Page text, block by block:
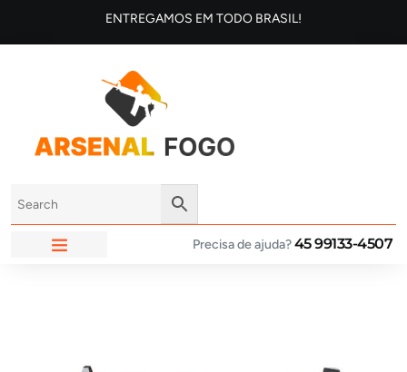
ENTREGAMOS EM TODO BRASIL!
Precisa de ajuda?45 99133-4507